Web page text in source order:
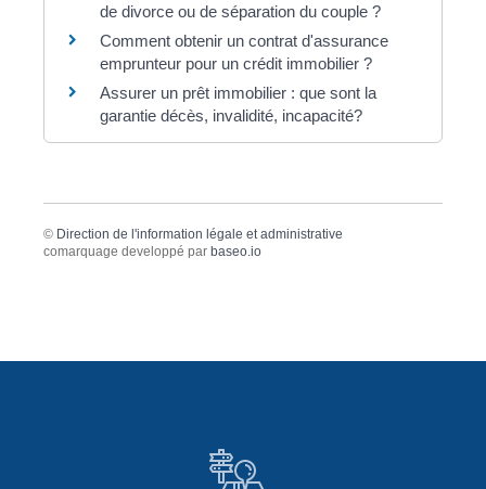
de divorce ou de séparation du couple ?
Comment obtenir un contrat d'assurance
emprunteur pour un crédit immobilier ?
Assurer un prêt immobilier : que sont la
garantie décès, invalidité, incapacité?
© Direction de l'information légale et administrative
comarquage developpé par baseo.io